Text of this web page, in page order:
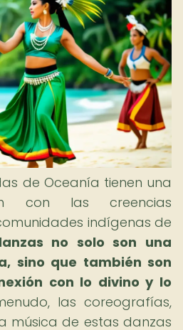
de Oceanía tienen una
con las creencias
indígenas de
no solo son una
sino que también son
con lo divino y lo
las coreografías,
música de estas danzas